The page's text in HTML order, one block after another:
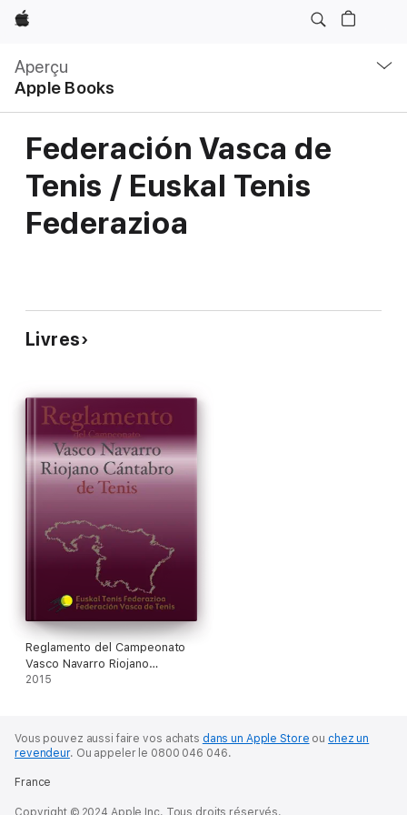
Apple
Aperçu
Apple Books
locale
Ouvrir
menu
Federación Vasca de
Tenis / Euskal Tenis
Federazioa
Livres
Reglamento del Campeonato
Vasco Navarro Riojano
Cántabro de Tenis
2015
Vous pouvez aussi faire vos achats dans un Apple Store ou chez un
revendeur. Ou appeler le 0800 046 046.
France